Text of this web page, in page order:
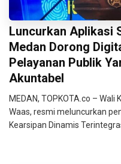
Luncurkan Aplikasi
Medan Dorong
Pelayanan Publik
Akuntabel
MEDAN, TOPKOTA.co –
Waas, resmi meluncurkan
Kearsipan Dinamis